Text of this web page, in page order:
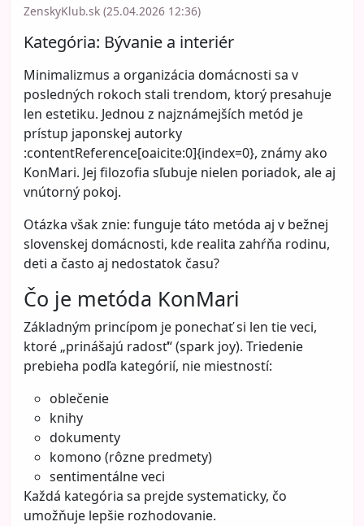
ZenskyKlub.sk (25.04.2026 12:36)
Kategória: Bývanie a interiér
Minimalizmus a organizácia domácnosti sa v
posledných rokoch stali trendom, ktorý presahuje
len estetiku. Jednou z najznámejších metód je
prístup japonskej autorky
:contentReference[oaicite:0]{index=0}, známy ako
KonMari. Jej filozofia sľubuje nielen poriadok, ale aj
vnútorný pokoj.
Otázka však znie: funguje táto metóda aj v bežnej
slovenskej domácnosti, kde realita zahŕňa rodinu,
deti a často aj nedostatok času?
Čo je metóda KonMari
Základným princípom je ponechať si len tie veci,
ktoré „prinášajú radosť“ (spark joy). Triedenie
prebieha podľa kategórií, nie miestností:
oblečenie
knihy
dokumenty
komono (rôzne predmety)
sentimentálne veci
Každá kategória sa prejde systematicky, čo
umožňuje lepšie rozhodovanie.